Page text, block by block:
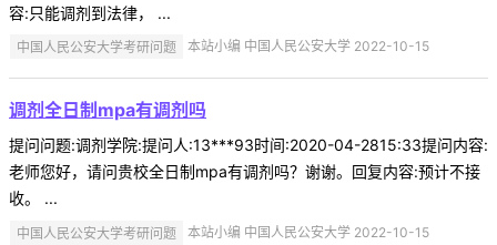
容:只能调剂到法律， ...
中国人民公安大学考研问题 本站小编 中国人民公安大学 2022-10-15
调剂全日制mpa有调剂吗
提问问题:调剂学院:提问人:13***93时间:2020-04-2815:33提问内容:
老师您好，请问贵校全日制mpa有调剂吗？谢谢。回复内容:预计不接
收。 ...
中国人民公安大学考研问题 本站小编 中国人民公安大学 2022-10-15